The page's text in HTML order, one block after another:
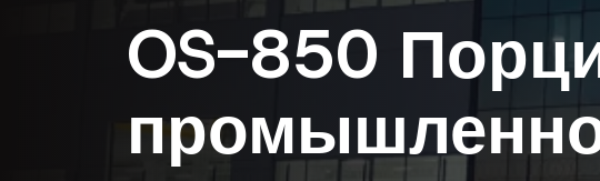
OS-850